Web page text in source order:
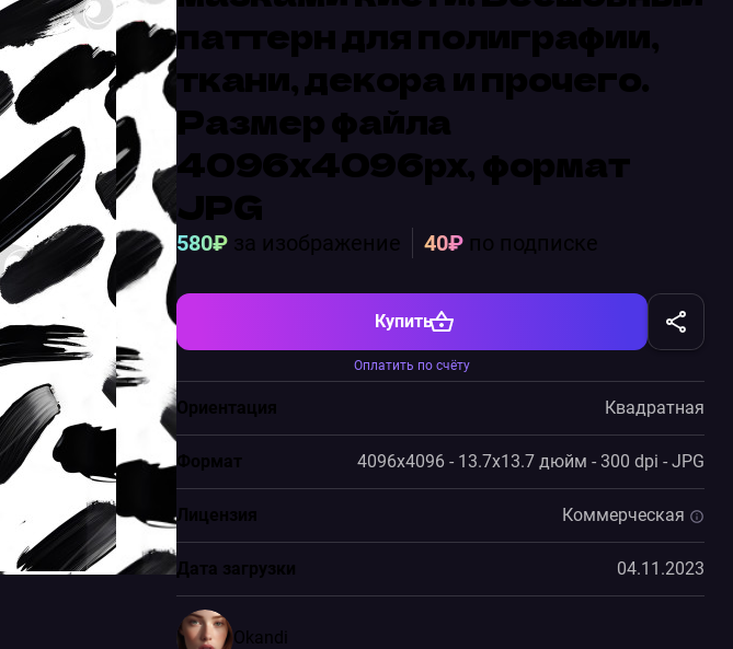
паттерн для полиграфии,
ткани, декора и прочего.
Размер файла
4096х4096px, формат
JPG
580₽ за изображение 40₽ по подписке
Купить
Оплатить по счёту
Ориентация Квадратная
Формат 4096x4096 - 13.7x13.7 дюйм - 300 dpi - JPG
Лицензия Коммерческая
Дата загрузки 04.11.2023
Okandi